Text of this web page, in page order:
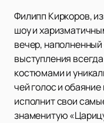
Филипп Киркоров,
шоу и
вечер,
выступления
костюмами и
чей голос и
исполнит свои
знаменитую